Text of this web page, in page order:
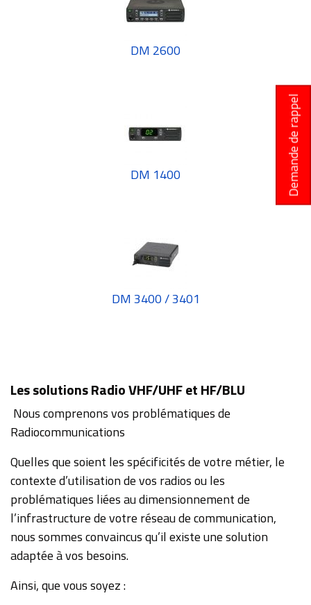
DM 2600
DM 1400
DM 3400 / 3401
Les solutions Radio VHF/UHF et HF/BLU
Nous comprenons vos problématiques de
Radiocommunications
Quelles que soient les spécificités de votre métier, le
contexte d’utilisation de vos radios ou les
problématiques liées au dimensionnement de
l’infrastructure de votre réseau de communication,
nous sommes convaincus qu’il existe une solution
adaptée à vos besoins.
Ainsi, que vous soyez :
Demande de rappel